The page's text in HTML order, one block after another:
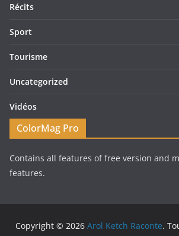
Récits
Sport
Tourisme
Uncategorized
Vidéos
ColorMag Pro
Contains all features of free version and
features.
Copyright © 2026 Arol Ketch Raconte.